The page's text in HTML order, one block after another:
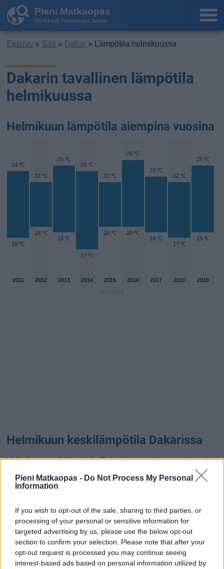
Pieni Matkaopas - Do Not Process My Personal
Information
If you wish to opt-out of the sale, sharing to third parties, or
processing of your personal or sensitive information for
targeted advertising by us, please use the below opt-out
section to confirm your selection. Please note that after your
opt-out request is processed you may continue seeing
interest-based ads based on personal information utilized by
Pieni Matkaopas
Vinkkejä maailman ääriin
Etusivu » Sää » Dakar » Lämpötila helmikuussa
Dakarin tavallinen lämpötila
helmikuussa
Helmikuun lämpötila aiempina vuosina
24 ℃
18 ℃
22 ℃
18 ℃
25 ℃
19 ℃
24 ℃
17 ℃
22 ℃
18 ℃
26 ℃
20 ℃
23 ℃
18 ℃
22 ℃
17 ℃
25 ℃
19 ℃
2011 2012 2013 2014 2015 2016 2017 2018 2019
Helmikuun keskilämpötila Dakarissa
Helmikuun keskilämpötila Dakarissa on viime vuosina ollut
asteen tienoille, ja päivisin lämpötila on kohonnut 24
miten lämmin sää Dakarissa on keskimäärin ollut
helmikuussa viime vuosina ja vaihteluväli, jolla lämpötila
tavallisina päivinä on minäkin vuonna liikkunut.
Hetkellisesti Dakarissa on silti koettu tätäkin kylmempiä ja
lämpimämpiä helmikuisia päiviä. Esimerkiksi vuoden 2018